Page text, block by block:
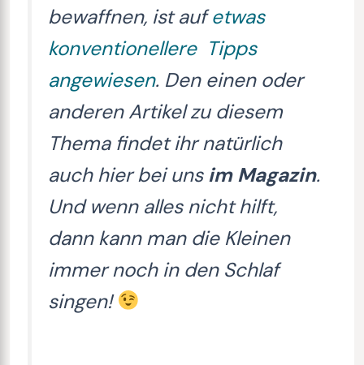
bewaffnen, ist aufetwas
konventionellere Tipps
angewiesen. Den einen oder
anderen Artikel zu diesem
Thema findet ihr natürlich
auch hier bei unsim Magazin.
Und wenn alles nicht hilft,
dann kann man die Kleinen
immer noch in den Schlaf
singen!